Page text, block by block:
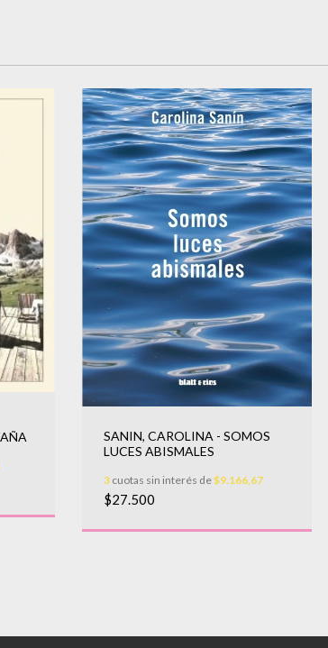
SANIN, CAROLINA - SOMOS
LUCES ABISMALES
3 cuotas sin interés de$9.166,67
$27.500